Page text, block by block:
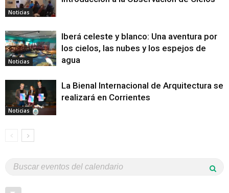
Noticias
Noticias
Iberá celeste y blanco: Una aventura por
los cielos, las nubes y los espejos de
agua
Noticias
La Bienal Internacional de Arquitectura se
realizará en Corrientes